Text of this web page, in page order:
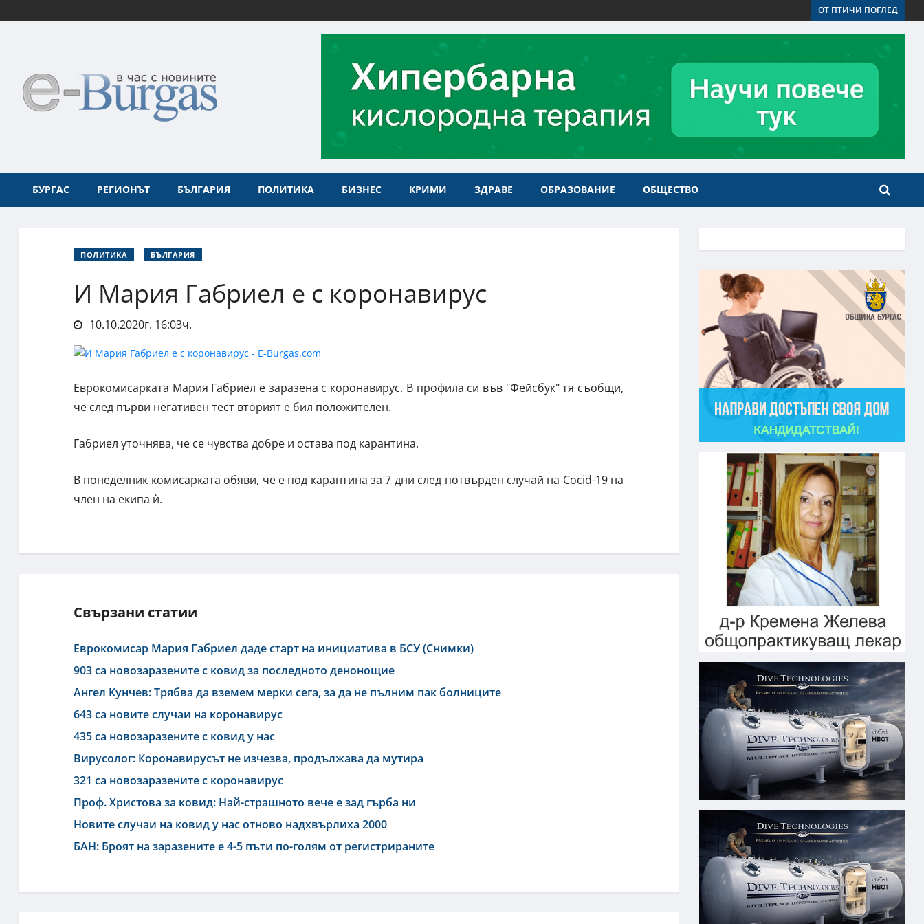
ОТ ПТИЧИ ПОГЛЕД
БУРГАС РЕГИОНЪТ БЪЛГАРИЯ ПОЛИТИКА БИЗНЕС КРИМИ ЗДРАВЕ ОБРАЗОВАНИЕ ОБЩЕСТВО
ПОЛИТИКА БЪЛГАРИЯ
И Мария Габриел е с коронавирус
10.10.2020г. 16:03ч.
Еврокомисарката Мария Габриел е заразена с коронавирус. В профила си във "Фейсбук" тя съобщи,
че след първи негативен тест вторият е бил положителен.
Габриел уточнява, че се чувства добре и остава под карантина.
В понеделник комисарката обяви, че е под карантина за 7 дни след потвърден случай на Cocid-19 на
член на екипа ѝ.
Свързани статии
Еврокомисар Мария Габриел даде старт на инициатива в БСУ (Снимки)
903 са новозаразените с ковид за последното денонощие
Ангел Кунчев: Трябва да вземем мерки сега, за да не пълним пак болниците
643 са новите случаи на коронавирус
435 са новозаразените с ковид у нас
Вирусолог: Коронавирусът не изчезва, продължава да мутира
321 са новозаразените с коронавирус
Проф. Христова за ковид: Най-страшното вече е зад гърба ни
Новите случаи на ковид у нас отново надхвърлиха 2000
БАН: Броят на заразените е 4-5 пъти по-голям от регистрираните